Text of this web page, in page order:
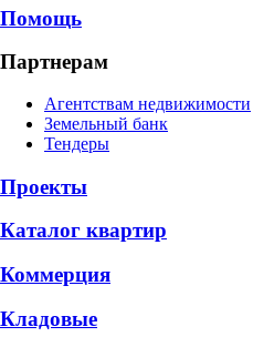
Помощь
Партнерам
Агентствам недвижимости
Земельный банк
Тендеры
Проекты
Каталог квартир
Коммерция
Кладовые